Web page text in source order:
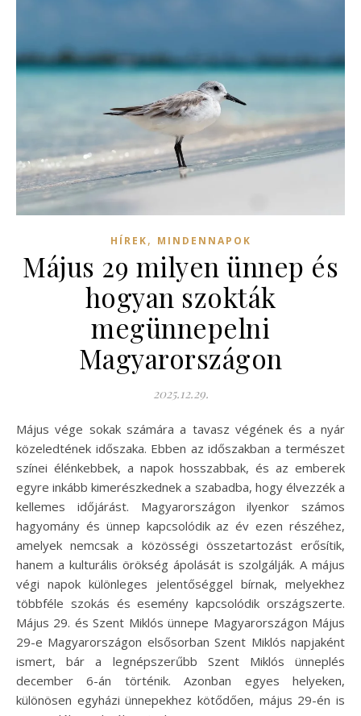
HÍREK, MINDENNAPOK
Május 29 milyen ünnep és
hogyan szokták
megünnepelni
Magyarországon
2025.12.29.
Május vége sokak számára a tavasz végének és a nyár
közeledtének időszaka. Ebben az időszakban a természet
színei élénkebbek, a napok hosszabbak, és az emberek
egyre inkább kimerészkednek a szabadba, hogy élvezzék a
kellemes időjárást. Magyarországon ilyenkor számos
hagyomány és ünnep kapcsolódik az év ezen részéhez,
amelyek nemcsak a közösségi összetartozást erősítik,
hanem a kulturális örökség ápolását is szolgálják. A május
végi napok különleges jelentőséggel bírnak, melyekhez
többféle szokás és esemény kapcsolódik országszerte.
Május 29. és Szent Miklós ünnepe Magyarországon Május
29-e Magyarországon elsősorban Szent Miklós napjaként
ismert, bár a legnépszerűbb Szent Miklós ünneplés
december 6-án történik. Azonban egyes helyeken,
különösen egyházi ünnepekhez kötődően, május 29-én is